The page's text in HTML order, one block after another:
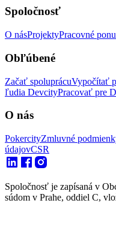
Spoločnosť
O násProjektyPracovné
Obľúbené
Začať spoluprácuVypočítať
ľudia DevcityPracovať pre
O nás
PokercityZmluvné
údajovCSR
Spoločnosť je zapísaná v
súdom v Prahe, oddiel C,